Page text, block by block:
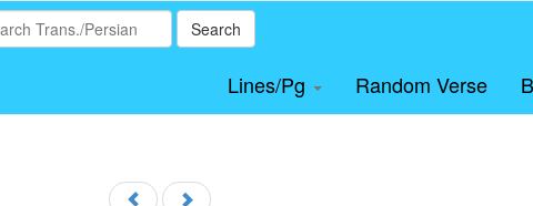
Search
Lines/Pg Random Verse